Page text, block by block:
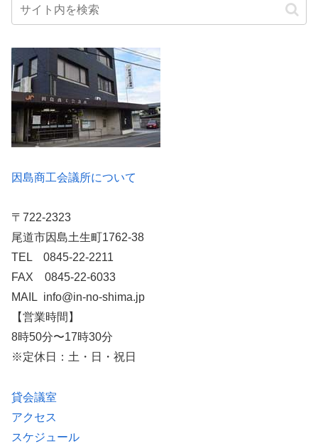
因島商工会議所について
〒722-2323
尾道市因島土生町1762-38
TEL 0845-22-2211
FAX 0845-22-6033
MAIL info@in-no-shima.jp
【営業時間】
8時50分〜17時30分
※定休日：土・日・祝日
貸会議室
アクセス
スケジュール